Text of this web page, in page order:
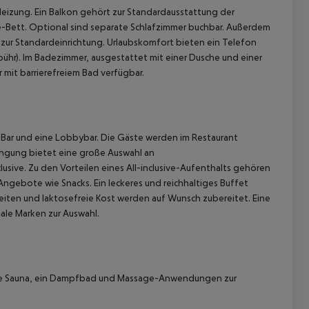
Ein Balkon gehört zur Standardausstattung der
Optional sind separate Schlafzimmer buchbar. Außerdem
Standardeinrichtung. Urlaubskomfort bieten ein Telefon
Im Badezimmer, ausgestattet mit einer Dusche und einer
mit barrierefreiem Bad verfügbar.
und eine Lobbybar. Die Gäste werden im Restaurant
bietet eine große Auswahl an
Zu den Vorteilen eines All-inclusive-Aufenthalts gehören
wie Snacks. Ein leckeres und reichhaltiges Buffet
und laktosefreie Kost werden auf Wunsch zubereitet. Eine
Marken zur Auswahl.
ein Dampfbad und Massage-Anwendungen zur
akzeptieren